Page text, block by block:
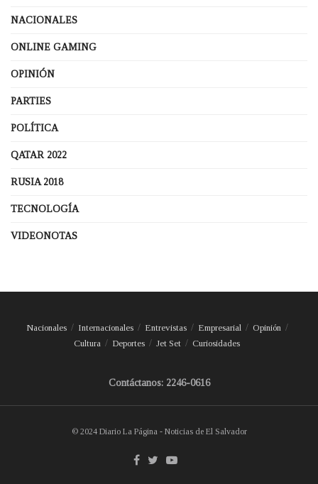
NACIONALES
ONLINE GAMING
OPINIÓN
PARTIES
POLÍTICA
QATAR 2022
RUSIA 2018
TECNOLOGÍA
VIDEONOTAS
Nacionales Internacionales Entrevistas Empresarial
Opinión
Cultura
Deportes Jet Set Curiosidades
Contáctanos: 2246-0616
© 2024 Diario La Página - Noticias de El Salvador